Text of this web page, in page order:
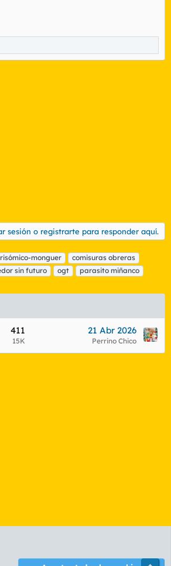
sesión o registrarte para responder aquí.
monguer
comisuras obreras
sin futuro ogt
parasito miñanco
411
15K
21 Abr 2026
Perrino Chico